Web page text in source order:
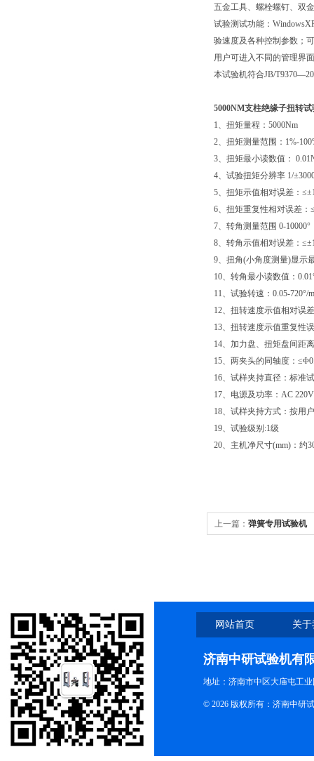
五金工具、螺栓螺钉、双
试验测试功能：
验速度及各种控制参数；
用户可进入不同的管理界
本试验机符合JB/
5000NM支柱绝缘子扭转试
1、扭矩量程：5000Nm
2、扭矩测量范围：1%-
3、扭矩最小读数值：
4、试验扭矩分辨率 1/
5、扭矩示值相对误差：
6、扭矩重复性相对误差：
7、转角测量范围 0-10000°
8、转角示值相对误差：
9、扭角(小角度测量)显示
10、转角最小读数值：
11、试验转速：0.05-720°/
12、扭转速度示值相对误
13、扭转速度示值重复性
14、加力盘、扭矩盘间距
15、两夹头的同轴度：
16、试样夹持直径：标准
17、电源及功率：AC
18、试样夹持方式：按用
19、试验级别:1级
20、主机净尺寸(mm)：约
上一篇： 弹簧专用试验机
网站首页 关
济南中研试验机有
地址：济南市中区大庙屯工
© 2026 版权所有：济南中研